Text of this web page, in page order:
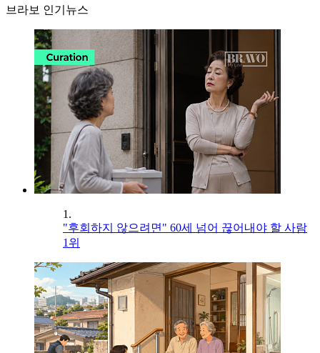
브라보 인기뉴스
1.
"후회하지 않으려면" 60세 넘어 끊어내야 할 사람
1위